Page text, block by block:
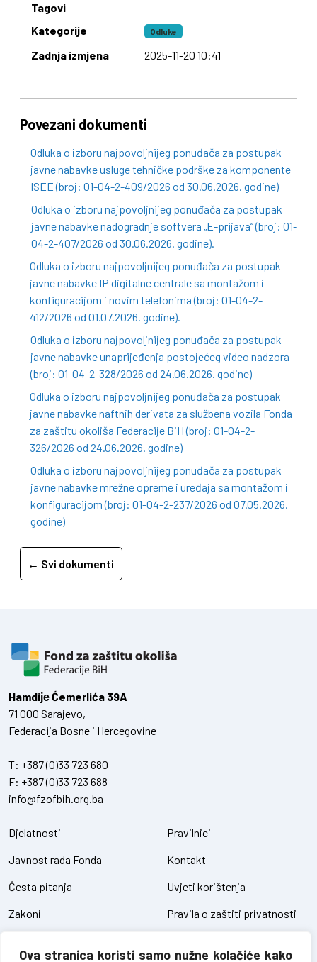
Ova stranica koristi samo nužne kolačiće kako
Tagovi
—
Kategorije
Odluke
Zadnja izmjena 2025-11-20 10:41
Povezani dokumenti
Odluka o izboru najpovoljnijeg ponuđača za postupak
javne nabavke usluge tehničke podrške za komponente
ISEE (broj: 01-04-2-409/2026 od 30.06.2026. godine)
Odluka o izboru najpovoljnijeg ponuđača za postupak
javne nabavke nadogradnje softvera „E-prijava“ (broj: 01-
04-2-407/2026 od 30.06.2026. godine).
Odluka o izboru najpovoljnijeg ponuđača za postupak
javne nabavke IP digitalne centrale sa montažom i
konfiguracijom i novim telefonima (broj: 01-04-2-
412/2026 od 01.07.2026. godine).
Odluka o izboru najpovoljnijeg ponuđača za postupak
javne nabavke unaprijeđenja postojećeg video nadzora
(broj: 01-04-2-328/2026 od 24.06.2026. godine)
Odluka o izboru najpovoljnijeg ponuđača za postupak
javne nabavke naftnih derivata za službena vozila Fonda
za zaštitu okoliša Federacije BiH (broj: 01-04-2-
326/2026 od 24.06.2026. godine)
Odluka o izboru najpovoljnijeg ponuđača za postupak
javne nabavke mrežne opreme i uređaja sa montažom i
konfiguracijom (broj: 01-04-2-237/2026 od 07.05.2026.
godine)
← Svi dokumenti
Hamdiје Ćemerlića 39A
71 000 Sarajevo,
Federacija Bosne i Hercegovine
T: +387 (0)33 723 680
F: +387 (0)33 723 688
info@fzofbih.org.ba
Djelatnosti
Javnost rada Fonda
Česta pitanja
Zakoni
Pravilnici
Kontakt
Uvjeti korištenja
Pravila o zaštiti privatnosti